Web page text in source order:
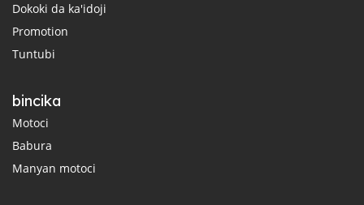
Dokoki da ka'idoji
Promotion
Tuntubi
bincika
Motoci
Babura
Manyan motoci